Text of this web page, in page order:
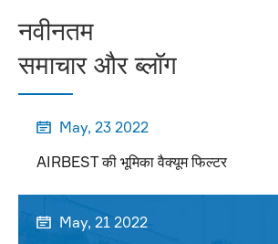
नवीनतम
समाचार और ब्लॉग

May, 23 2022
AIRBEST की भूमिका वैक्यूम फिल्टर

May, 21 2022